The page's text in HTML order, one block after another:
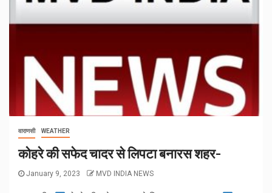
वाराणसी WEATHER
कोहरे की सफेद चादर से लिपटा बनारस शहर-
January 9, 2023 MVD INDIA NEWS